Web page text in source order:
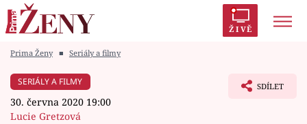
ŽIVĚ
Módní alarm
Prima Ženy ■ Seriály a filmy
SERIÁLY A FILMY
30. června 2020 19:00
Lucie Gretzová
SDÍLET